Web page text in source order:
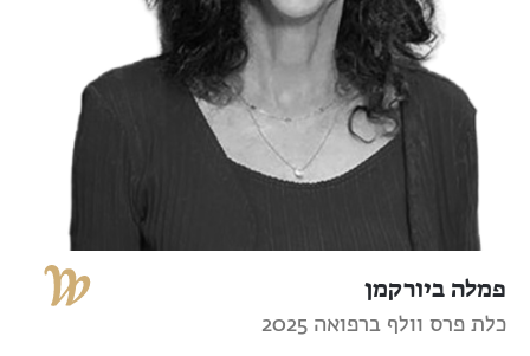
פמלה ביורקמן
כלת פרס וולף ברפואה 2025